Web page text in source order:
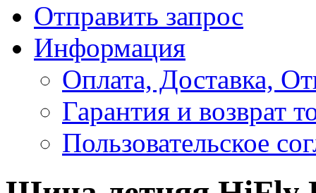
Отправить запрос
Информация
Оплата, Доставка,
Гарантия и возврат
Пользовательское